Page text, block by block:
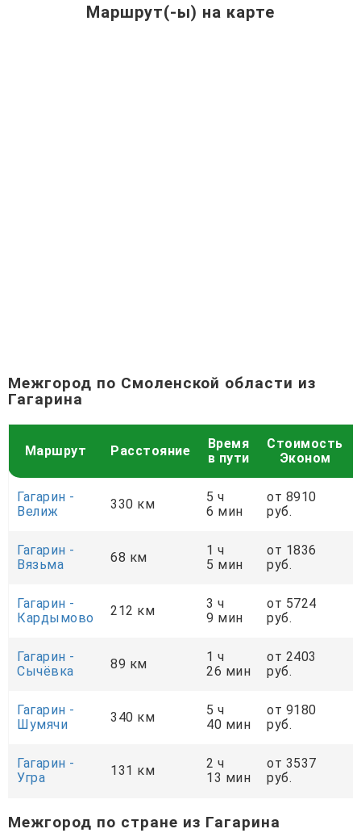
Маршрут(-ы) на карте
Межгород по Смоленской области из
Гагарина
Маршрут Расстояние
Время
в пути
Стоимость
Эконом
Гагарин -
Велиж
330 км
5 ч
6 мин
от 8910
руб.
Гагарин -
Вязьма
68 км
1 ч
5 мин
от 1836
руб.
Гагарин -
Кардымово
212 км
3 ч
9 мин
от 5724
руб.
Гагарин -
Сычёвка
89 км
1 ч
26 мин
от 2403
руб.
Гагарин -
Шумячи
340 км
5 ч
40 мин
от 9180
руб.
Гагарин -
Угра
131 км
2 ч
13 мин
от 3537
руб.
Межгород по стране из Гагарина